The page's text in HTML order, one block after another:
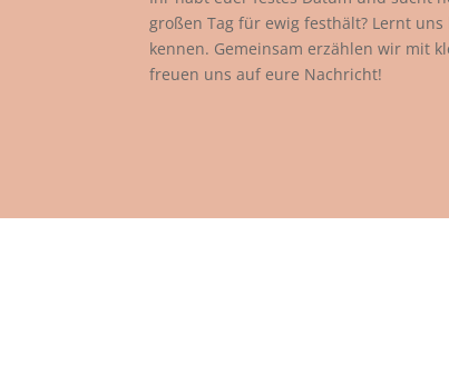
großen Tag für ewig festhält? Lernt
kennen. Gemeinsam erzählen wir mit
freuen uns auf eure Nachricht!